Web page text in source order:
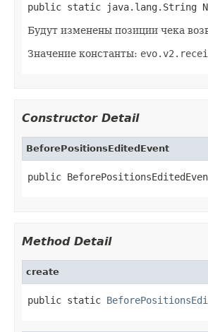
public static java.lang.String
Будут изменены позиции чека
Значение константы:
Constructor Detail
BeforePositionsEditedEvent
public
Method Detail
create
public static